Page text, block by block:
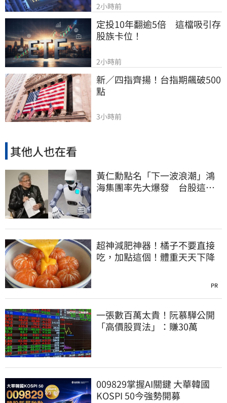
2小時前
定投10年翻逾5倍　這檔吸引存
股族卡位！
2小時前
新／四指齊揚！台指期飆破500
點
3小時前
其他人也在看
黃仁勳點名「下一波浪潮」鴻
海集團率先大爆發 台股這族
超神減肥神器！橘子不要直接
吃，加點這個！體重天天下降
PR
一張數百萬太貴！阮慕驊公開
「高價股買法」：賺30萬
009829掌握AI關鍵 大華韓國
KOSPI 50今強勢開募